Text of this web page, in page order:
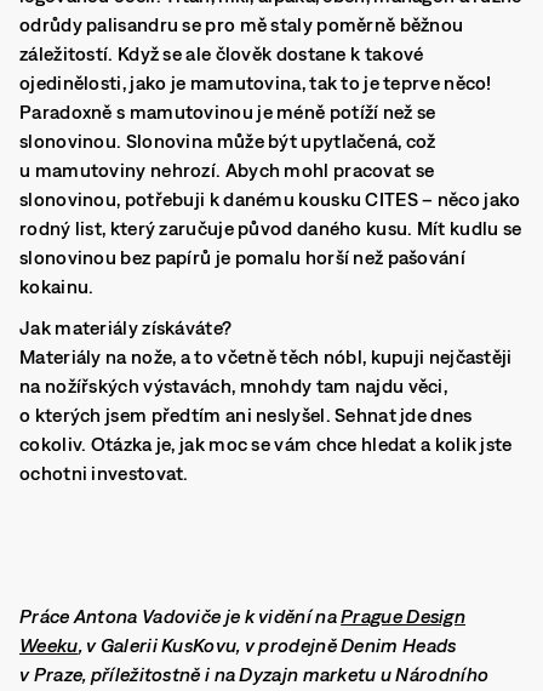
odrůdy palisandru se pro mě staly poměrně běžnou
záležitostí. Když se ale člověk dostane k takové
ojedinělosti, jako je mamutovina, tak to je teprve něco!
Paradoxně s mamutovinou je méně potíží než se
slonovinou. Slonovina může být upytlačená, což
u mamutoviny nehrozí. Abych mohl pracovat se
slonovinou, potřebuji k danému kousku CITES – něco jako
rodný list, který zaručuje původ daného kusu. Mít kudlu se
slonovinou bez papírů je pomalu horší než pašování
kokainu.
Jak materiály získáváte?
Materiály na nože, a to včetně těch nóbl, kupuji nejčastěji
na nožířských výstavách, mnohdy tam najdu věci,
o kterých jsem předtím ani neslyšel. Sehnat jde dnes
cokoliv. Otázka je, jak moc se vám chce hledat a kolik jste
ochotni investovat.
Práce Antona Vadoviče je k vidění naPrague Design
Weeku, v Galerii KusKovu, v prodejně Denim Heads
v Praze, příležitostně i na Dyzajn marketu u Národního